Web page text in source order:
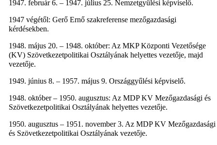
1947. február 6. – 1947. július 25. Nemzetgyűlési képviselő.
1947 végétől: Gerő Ernő szakreferense mezőgazdasági
kérdésekben.
1948. május 20. – 1948. október: Az MKP Központi Vezetősége
(KV) Szövetkezetpolitikai Osztályának helyettes vezetője, majd
vezetője.
1949. június 8. – 1957. május 9. Országgyűlési képviselő.
1948. október – 1950. augusztus: Az MDP KV Mezőgazdasági és
Szövetkezetpolitikai Osztályának helyettes vezetője.
1950. augusztus – 1951. november 3. Az MDP KV Mezőgazdasági
és Szövetkezetpolitikai Osztályának vezetője.